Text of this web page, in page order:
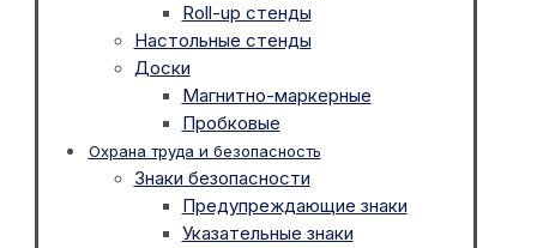
Roll-up стенды
Настольные стенды
Доски
Магнитно-маркерные
Пробковые
Охрана труда и безопасность
Знаки безопасности
Предупреждающие знаки
Указательные знаки